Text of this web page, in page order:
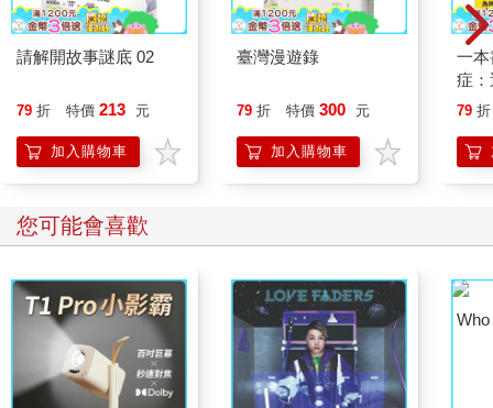
請解開故事謎底 02
79 折 特價 213 元
加入購物車
臺灣漫遊錄
79 折 特價 300 元
加入購物車
一
症
開
的
79 折
您可能會喜歡